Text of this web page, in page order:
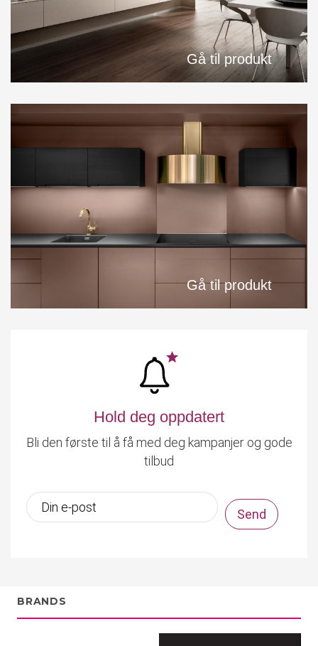
Gå til produkt
Gå til produkt
Hold deg oppdatert
Bli den første til å få med deg kampanjer og gode
tilbud
BRANDS